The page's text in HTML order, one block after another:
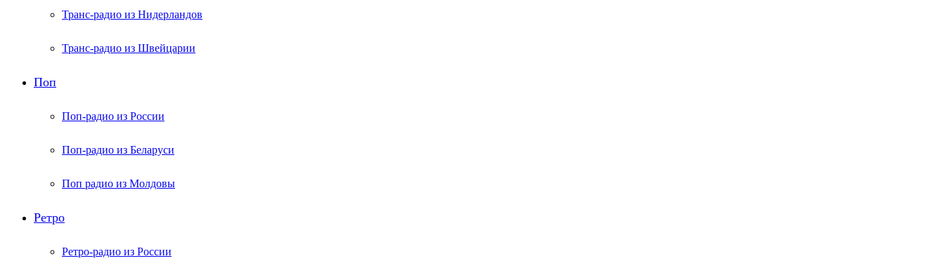
Транс-радио из Нидерландов
Транс-радио из Швейцарии
Поп
Поп-радио из России
Поп-радио из Беларуси
Поп радио из Молдовы
Ретро
Ретро-радио из России